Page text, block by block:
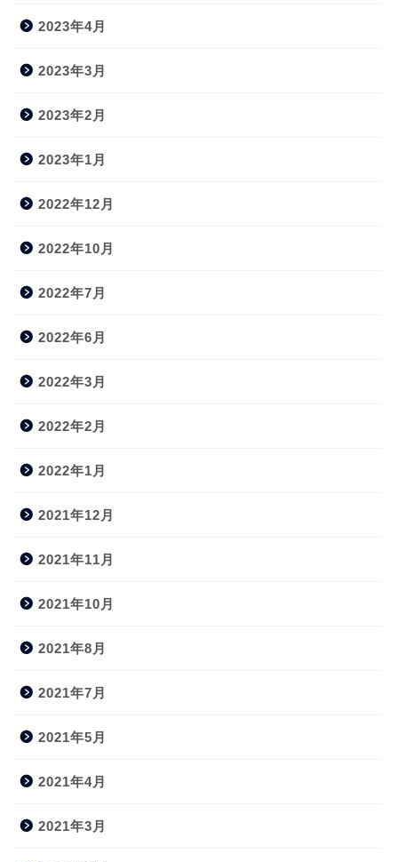
2023年4月
2023年3月
2023年2月
2023年1月
2022年12月
2022年10月
2022年7月
2022年6月
2022年3月
2022年2月
2022年1月
2021年12月
2021年11月
2021年10月
2021年8月
2021年7月
2021年5月
2021年4月
2021年3月